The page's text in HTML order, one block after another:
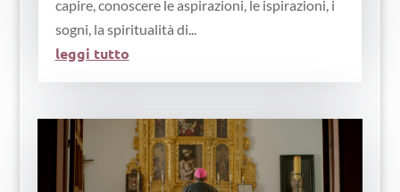
capire, conoscere le aspirazioni, le ispirazioni, i
sogni, la spiritualità di...
leggi tutto